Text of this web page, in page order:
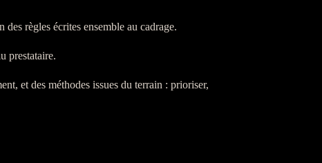
des règles écrites ensemble au cadrage.
prestataire.
, et des méthodes issues du terrain : prioriser,